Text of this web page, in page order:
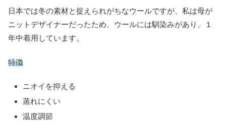
日本では冬の素材と捉えられがちなウールですが、私は母が
ニットデザイナーだったため、ウールには馴染みがあり、１
年中着用しています。
特徴
ニオイを抑える
蒸れにくい
温度調節